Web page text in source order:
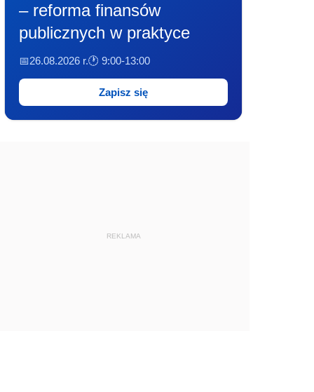
– reforma finansów
publicznych w praktyce
📅26.08.2026 r.🕐 9:00-13:00
Zapisz się
REKLAMA